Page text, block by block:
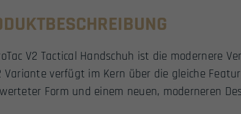
V2 Tactical Handschuh ist die modernere
Variante verfügt im Kern über die gleiche
Form und einem neuen, moderneren